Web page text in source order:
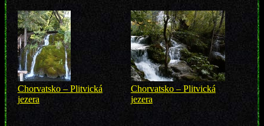
Chorvatsko – Plitvická
jezera
Chorvatsko – Plitvická
jezera